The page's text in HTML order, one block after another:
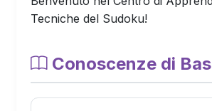
Tecniche del Sudoku!
Conoscenze di